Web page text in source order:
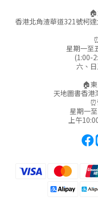
香港北角渣華道321號柯
星期一至
(1:00-
六、
🏠
天地圖書香港
星期一
上午